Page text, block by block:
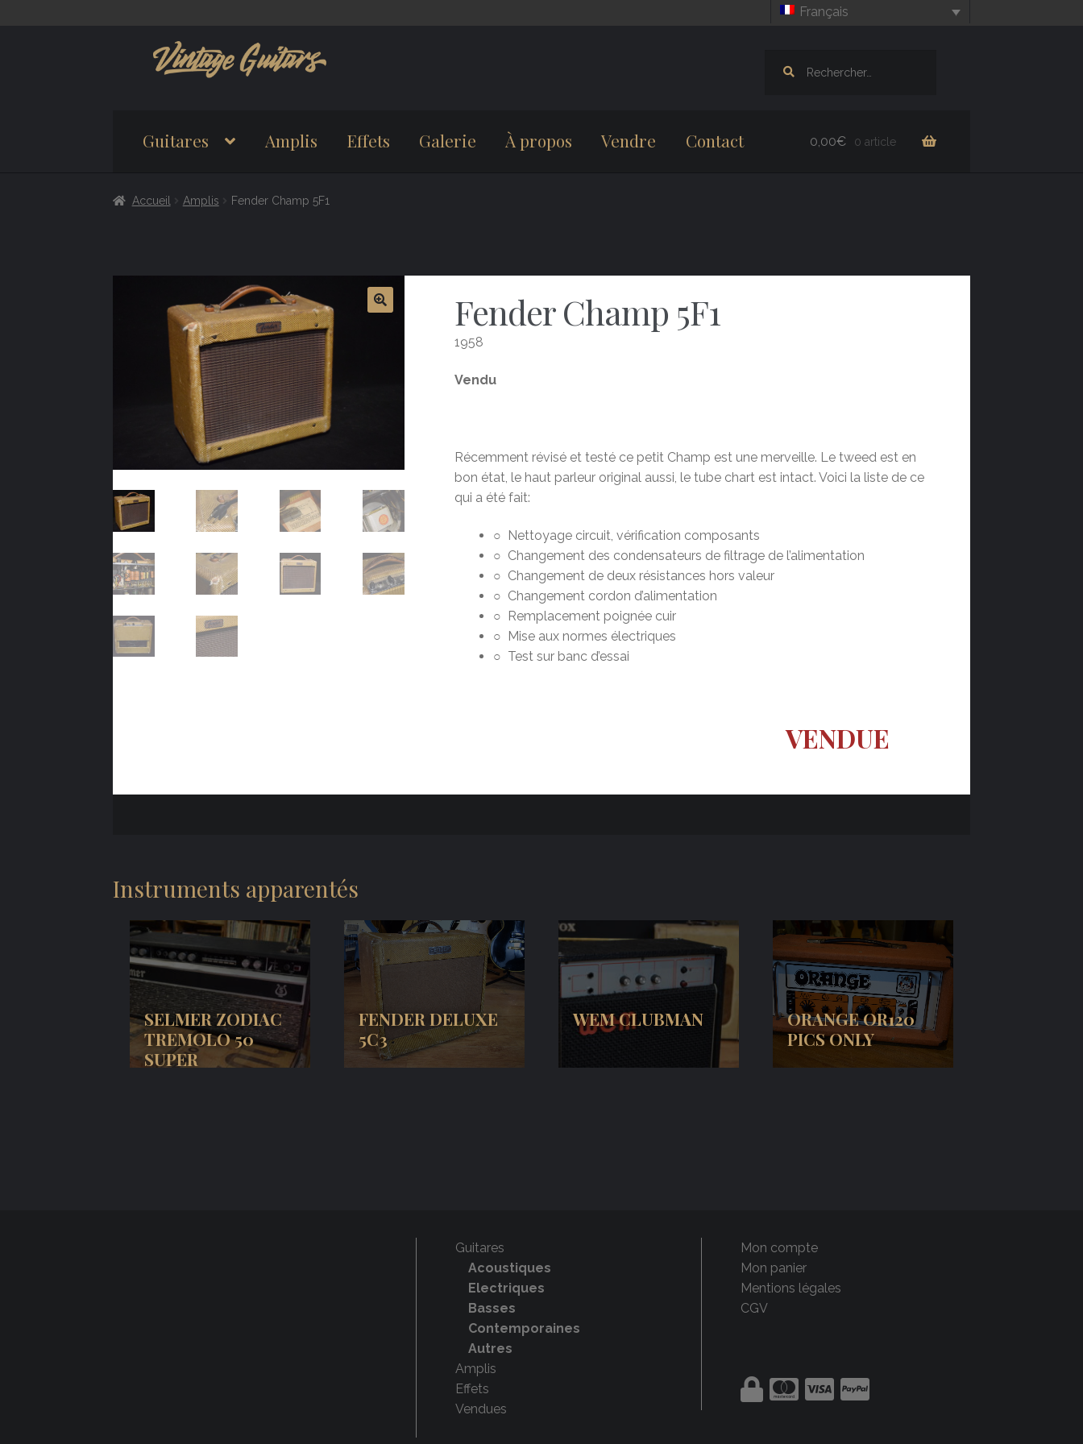
Français
la
au
contenu
Guitares Amplis Effets Galerie À propos Vendre Contact 0,00€ 0 article
Accueil Amplis Fender Champ 5F1
Fender Champ 5F1
1958
Vendu
Récemment révisé et testé ce petit Champ est une merveille. Le tweed est en
bon état, le haut parleur original aussi, le tube chart est intact. Voici la liste de ce
qui a été fait:
○ Nettoyage circuit, vérification composants
○ Changement des condensateurs de filtrage de l’alimentation
○ Changement de deux résistances hors valeur
○ Changement cordon d’alimentation
○ Remplacement poignée cuir
○ Mise aux normes électriques
○ Test sur banc d’essai
VENDUE
Instruments apparentés
SELMER ZODIAC
TREMOLO 50
SUPER
FENDER DELUXE
5C3
WEM CLUBMAN
ORANGE OR120
PICS ONLY
Guitares
Acoustiques
Electriques
Basses
Contemporaines
Autres
Amplis
Effets
Vendues
Mon compte
Mon panier
Mentions légales
CGV